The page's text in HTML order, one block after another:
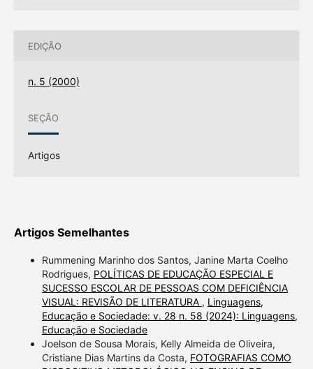
EDIÇÃO
n. 5 (2000)
SEÇÃO
Artigos
Artigos Semelhantes
Rummening Marinho dos Santos, Janine Marta Coelho
Rodrigues, POLÍTICAS DE EDUCAÇÃO ESPECIAL E
SUCESSO ESCOLAR DE PESSOAS COM DEFICIÊNCIA
VISUAL: REVISÃO DE LITERATURA , Linguagens,
Educação e Sociedade: v. 28 n. 58 (2024): Linguagens,
Educação e Sociedade
Joelson de Sousa Morais, Kelly Almeida de Oliveira,
Cristiane Dias Martins da Costa, FOTOGRAFIAS COMO